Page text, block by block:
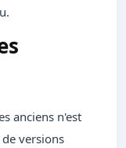
anciens n'est
versions